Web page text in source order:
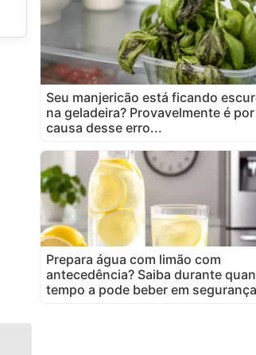
Seu manjericão está ficando
na geladeira? Provavelmente é por
causa desse erro...
Prepara água com limão com
antecedência? Saiba durante
tempo a pode beber em segurança